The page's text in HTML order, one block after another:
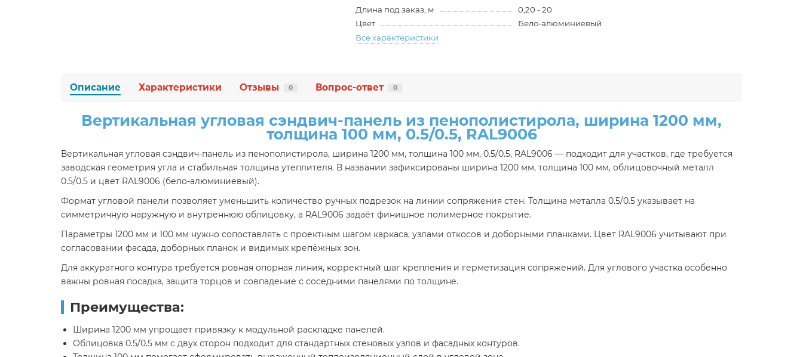
Длина под заказ, м
0,20 - 20
Цвет
Бело-алюминиевый
Все характеристики
Описание Характеристики Отзывы 0 Вопрос-ответ 0
Вертикальная угловая сэндвич-панель из пенополистирола, ширина 1200 мм,
толщина 100 мм, 0.5/0.5, RAL9006
Вертикальная угловая сэндвич-панель из пенополистирола, ширина 1200 мм, толщина 100 мм, 0.5/0.5, RAL9006 — подходит для участков, где требуется
заводская геометрия угла и стабильная толщина утеплителя. В названии зафиксированы ширина 1200 мм, толщина 100 мм, облицовочный металл
0.5/0.5 и цвет RAL9006 (бело-алюминиевый).
Формат угловой панели позволяет уменьшить количество ручных подрезок на линии сопряжения стен. Толщина металла 0.5/0.5 указывает на
симметричную наружную и внутреннюю облицовку, а RAL9006 задаёт финишное полимерное покрытие.
Параметры 1200 мм и 100 мм нужно сопоставлять с проектным шагом каркаса, узлами откосов и доборными планками. Цвет RAL9006 учитывают при
согласовании фасада, доборных планок и видимых крепёжных зон.
Для аккуратного контура требуется ровная опорная линия, корректный шаг крепления и герметизация сопряжений. Для углового участка особенно
важны ровная посадка, защита торцов и совпадение с соседними панелями по толщине.
Преимущества:
Ширина 1200 мм упрощает привязку к модульной раскладке панелей.
Облицовка 0.5/0.5 мм с двух сторон подходит для стандартных стеновых узлов и фасадных контуров.